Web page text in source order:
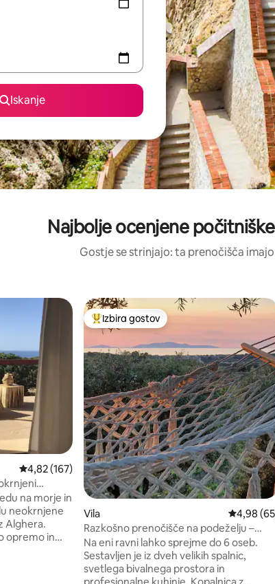
Iskanje
Najbolje ocenjene
Gostje se strinjajo: ta prenočišča
Povprečna ocena: 4,82 od 5, št. mnenj: 167
4,82 (167)
na morje in
neokrnjene
Alghera.
opremo in
Najbolj priljubljena prenočišča z značko
Izbira gostov
Vila
4,98
Razkošno prenočišče na podeželju –
2 bazena in pogled na morje
Na eni ravni lahko sprejme do 6 oseb.
Sestavljen je iz dveh velikih spalnic,
svetlega bivalnega prostora in